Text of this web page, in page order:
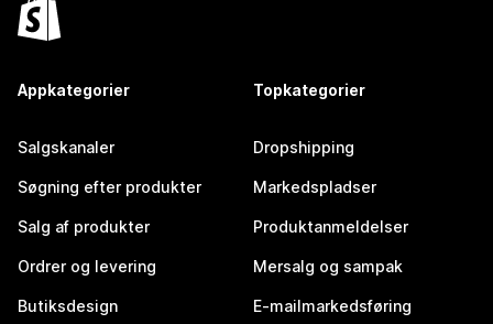
Appkategorier
Salgskanaler
Søgning efter produkter
Salg af produkter
Ordrer og levering
Butiksdesign
Topkategorier
Dropshipping
Markedspladser
Produktanmeldelser
Mersalg og sampak
E-mailmarkedsføring